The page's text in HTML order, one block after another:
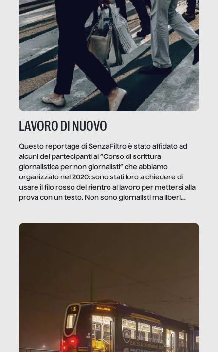
LAVORO DI NUOVO
Questo reportage di SenzaFiltro è stato affidato ad
alcuni dei partecipanti al “Corso di scrittura
giornalistica per non giornalisti” che abbiamo
organizzato nel 2020: sono stati loro a chiedere di
usare il filo rosso del rientro al lavoro per mettersi alla
prova con un testo. Non sono giornalisti ma liberi